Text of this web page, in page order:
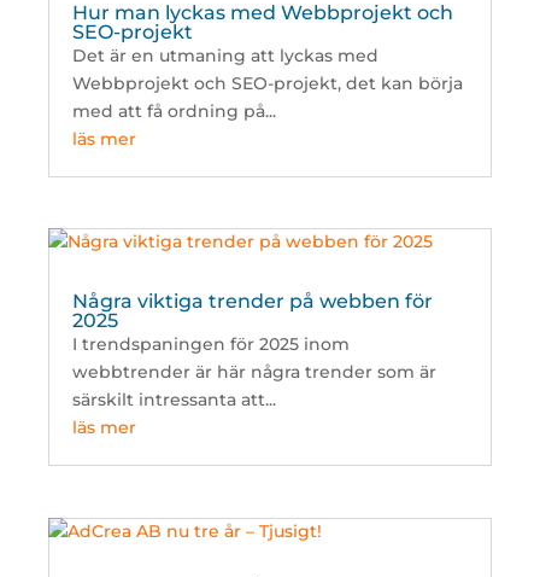
Hur man lyckas med Webbprojekt och
SEO-projekt
Det är en utmaning att lyckas med
Webbprojekt och SEO-projekt, det kan börja
med att få ordning på...
läs mer
Några viktiga trender på webben för
2025
I trendspaningen för 2025 inom
webbtrender är här några trender som är
särskilt intressanta att...
läs mer